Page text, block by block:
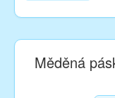
Měděná